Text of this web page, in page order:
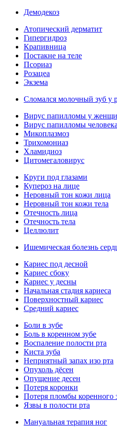
Демодекоз
Атопический дерматит
Гипергидроз
Крапивница
Постакне на теле
Псориаз
Розацеа
Экзема
Сломался молочный зуб у
Вирус папилломы у
Вирус папилломы человека
Микоплазмоз
Трихомониаз
Хламидиоз
Цитомегаловирус
Круги под глазами
Купероз на лице
Неровный тон кожи лица
Неровный тон кожи тела
Отечность лица
Отечность тела
Целлюлит
Ишемическая болезнь
Кариес под десной
Кариес сбоку
Кариес у десны
Начальная стадия кариеса
Поверхностный кариес
Средний кариес
Боли в зубе
Боль в коренном зубе
Воспаление полости рта
Киста зуба
Неприятный запах изо рта
Опухоль дёсен
Опущение десен
Потеря коронки
Потеря пломбы коренного
Язвы в полости рта
Мануальная терапия ног